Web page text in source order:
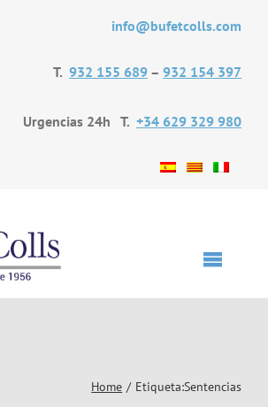
info@bufetcolls.com
T. 932 155 689 – 932 154 397
Urgencias 24h T. +34 629 329 980
Toggle
Home Etiqueta:Sentencias